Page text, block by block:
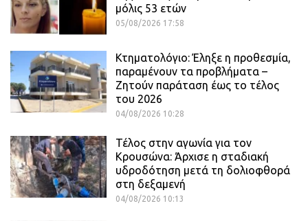
μόλις 53 ετών
05/08/2026 17:58
Κτηματολόγιο: Έληξε η προθεσμία,
παραμένουν τα προβλήματα –
Ζητούν παράταση έως το τέλος
του 2026
04/08/2026 10:28
Τέλος στην αγωνία για τον
Κρουσώνα: Άρχισε η σταδιακή
υδροδότηση μετά τη δολιοφθορά
στη δεξαμενή
04/08/2026 10:13